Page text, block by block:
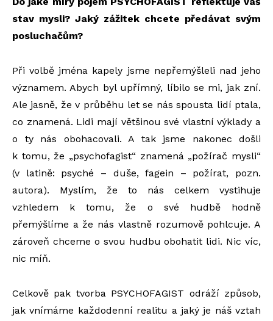
stav mysli? Jaký zážitek chcete předávat svým
posluchačům?
Při volbě jména kapely jsme nepřemýšleli nad jeho
významem. Abych byl upřímný, líbilo se mi, jak zní.
Ale jasně, že v průběhu let se nás spousta lidí ptala,
co znamená. Lidi mají většinou své vlastní výklady a
o ty nás obohacovali. A tak jsme nakonec došli
k tomu, že „psychofagist“ znamená „požírač mysli“
(v latině: psyché – duše, fagein – požírat, pozn.
autora). Myslím, že to nás celkem vystihuje
vzhledem k tomu, že o své hudbě hodně
přemýšlíme a že nás vlastně rozumově pohlcuje. A
zároveň chceme o svou hudbu obohatit lidi. Nic víc,
nic míň.
Celkově pak tvorba PSYCHOFAGIST odráží způsob,
jak vnímáme každodenní realitu a jaký je náš vztah